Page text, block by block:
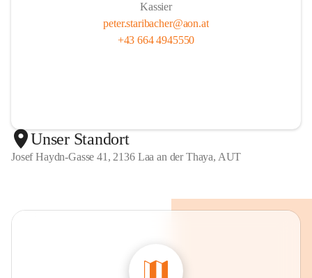
Kassier
peter.staribacher@aon.at
+43 664 4945550
Unser Standort
Josef Haydn-Gasse 41, 2136 Laa an der Thaya, AUT